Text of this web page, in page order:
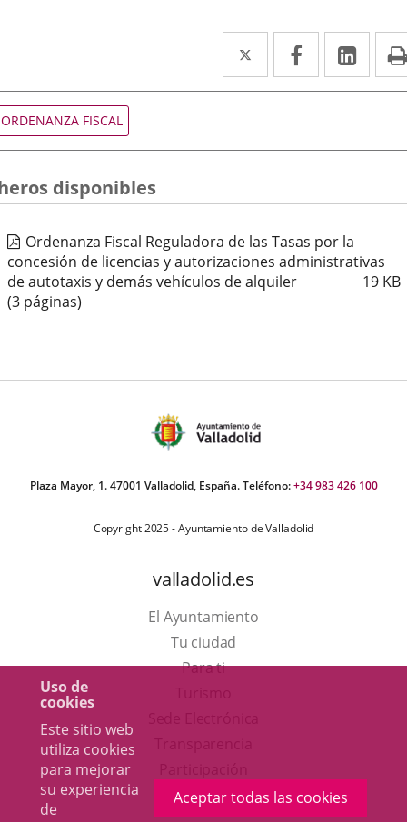
Uso de
cookies
Este sitio web
utiliza cookies
para mejorar
su experiencia
de
Aceptar todas las cookies
Twitter
Enlace
a
Facebook
Enlace
a
a
ORDENANZA FISCAL
disponibles
Ordenanza Fiscal Reguladora de las Tasas por la
concesión de licencias y autorizaciones administrativas
de autotaxis y demás vehículos de alquiler
19 KB
(3 páginas)
Plaza Mayor, 1. 47001 Valladolid, España. Teléfono:+34 983 426 100
Copyright 2025 - Ayuntamiento de Valladolid
valladolid.es
El Ayuntamiento
Tu ciudad
Para ti
en aplicación